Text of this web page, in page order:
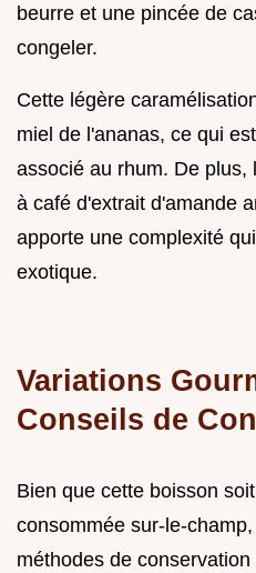
beurre et une pincée de
congeler.
Cette légère
miel de l'ananas, ce qui
associé au rhum. De plus,
à café d'extrait d'amande
apporte une complexité
exotique.
Variations
Conseils de
Bien que cette boisson
consommée sur-le-
méthodes de conservation